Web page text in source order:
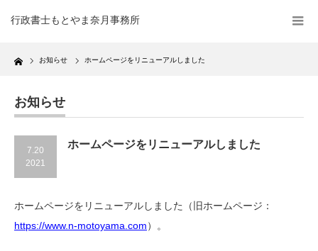
行政書士もとやま奈月事務所
Home お知らせ ホームページをリニューアルしました
お知らせ
7.20
2021
ホームページをリニューアルしました
ホームページをリニューアルしました（旧ホームページ：
https://www.n-motoyama.com）。